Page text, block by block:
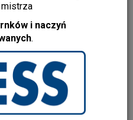
mistrza
i naczyń
.